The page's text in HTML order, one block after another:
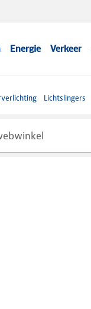
Energie Verkeer
Lichtslingers